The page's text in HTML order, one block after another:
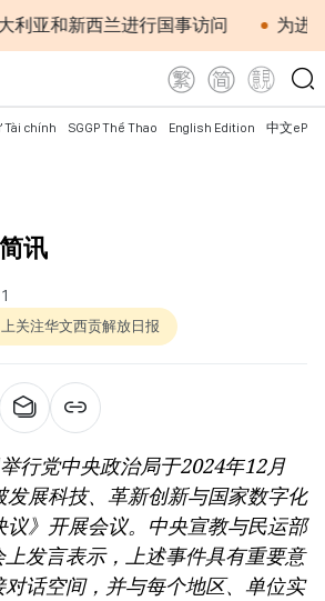
新西兰进行国事访问 为进一步深
Tài chính SGGP Thể Thao English Edition 中文
讯
上关注华文西贡解放日报
行党中央政治局于2024年12月
发展科技、革新创新与国家数字化
议》开展会议。中央宣教与民运部
发言表示，上述事件具有重要意
对话空间，并与每个地区、单位实